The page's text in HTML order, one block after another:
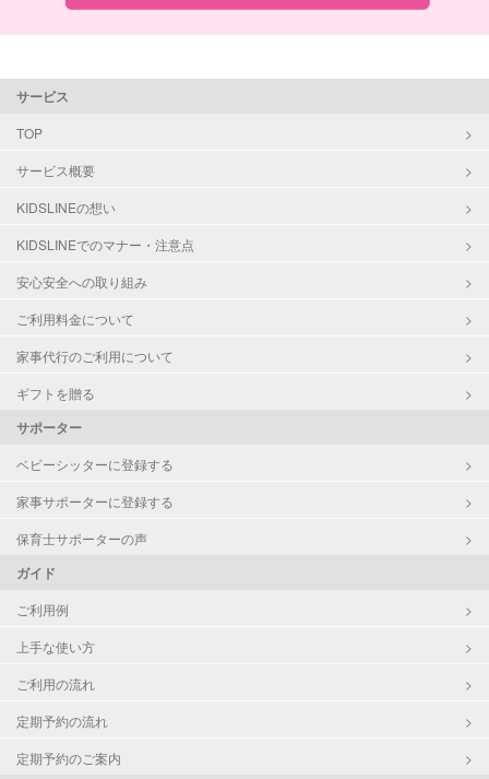
サービス
TOP
サービス概要
KIDSLINEの想い
KIDSLINEでのマナー・注意点
安心安全への取り組み
ご利用料金について
家事代行のご利用について
ギフトを贈る
サポーター
ベビーシッターに登録する
家事サポーターに登録する
保育士サポーターの声
ガイド
ご利用例
上手な使い方
ご利用の流れ
定期予約の流れ
定期予約のご案内